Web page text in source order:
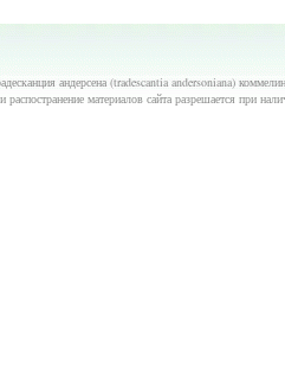
андерсена (tradescantia andersoniana)
материалов сайта разрешается при